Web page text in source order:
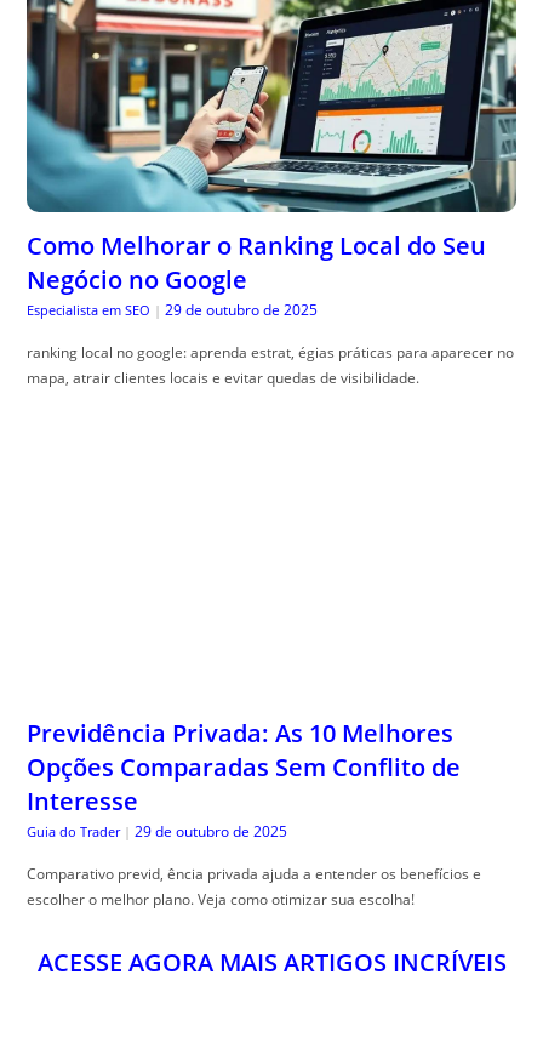
Como Melhorar o Ranking Local do Seu
Negócio no Google
Especialista em SEO | 29 de outubro de 2025
ranking local no google: aprenda estrat, égias práticas para aparecer no
mapa, atrair clientes locais e evitar quedas de visibilidade.
Previdência Privada: As 10 Melhores
Opções Comparadas Sem Conflito de
Interesse
Guia do Trader | 29 de outubro de 2025
Comparativo previd, ência privada ajuda a entender os benefícios e
escolher o melhor plano. Veja como otimizar sua escolha!
ACESSE AGORA MAIS ARTIGOS INCRÍVEIS